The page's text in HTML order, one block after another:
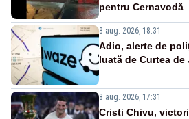
pentru Cernavodă
8 aug. 2026, 18:31
Adio, alerte de
luată de Curtea de
8 aug. 2026, 17:31
Cristi Chivu,